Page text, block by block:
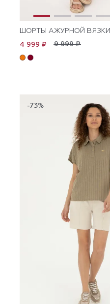
ШОРТЫ АЖУРНОЙ ВЯЗКИ
9 999 ₽
4 999 ₽
-73%